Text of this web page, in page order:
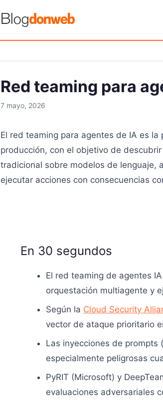
Blog Donweb
Red teaming para
7 mayo, 2026
El red teaming para agentes de IA es
producción, con el objetivo de
tradicional sobre modelos de lenguaje,
ejecutar acciones con consecuencias
En 30 segundos
El red teaming de agentes
orquestación multiagente y
Según la Cloud Security
vector de ataque prioritario
Las inyecciones de prompts
especialmente peligrosas
PyRIT (Microsoft) y
evaluaciones adversariales